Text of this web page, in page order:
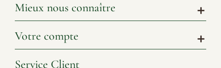
Mieux nous connaître add
Votre compte add
Service Client